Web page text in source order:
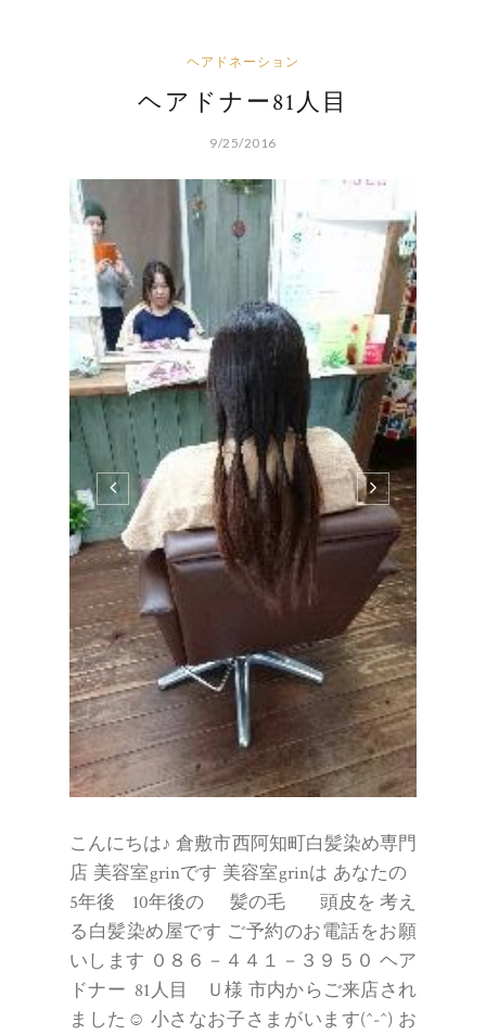
ヘアドネーション
ヘアドナー81人目
9/25/2016
こんにちは♪ 倉敷市西阿知町白髪染め専門
店 美容室grinです 美容室grinは あなたの
5年後 10年後の 髪の毛 頭皮を 考え
る白髪染め屋です ご予約のお電話をお願
いします ０８６－４４１－３９５０ ヘア
ドナー 81人目 Ｕ様 市内からご来店され
ました☺ 小さなお子さまがいます(^-^) お